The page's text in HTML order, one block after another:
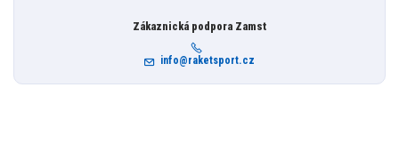
Zákaznická podpora Zamst
info@raketsport.cz